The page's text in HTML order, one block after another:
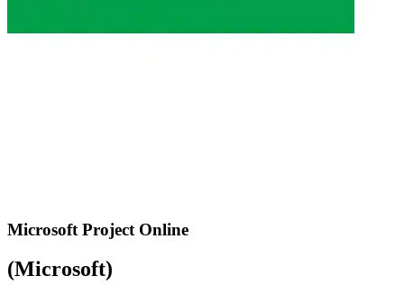
Microsoft Project Online
(Microsoft)